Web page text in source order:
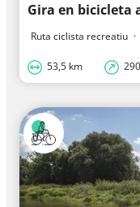
Gira en bicicleta
Ruta ciclista recreatiu ·
53,5 km